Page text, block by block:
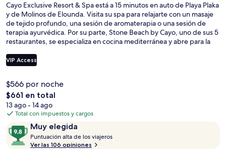
Cayo Exclusive Resort & Spa está a 15 minutos en auto de Playa Plaka
y de Molinos de Elounda. Visita su spa para relajarte con un masaje
de tejido profundo, una sesión de aromaterapia o una sesión de
terapia ayurvédica. Por su parte, Stone Beach by Cayo, uno de sus 5
restaurantes, se especializa en cocina mediterránea y abre para la
lujo son sus 3 bares o lounges, su alberca techada y su bar junto a la
alberca. Otros visitantes hablan maravillas de las amenidades y
VIP Access
$566 por noche
El
precio
total
de
$661
$661 en total
13 ago - 14 ago
Total con impuestos y cargos
OpinionesMuy elegida
9.8
de
10,
Puntuación alta de los viajeros
Ver las 106 opiniones